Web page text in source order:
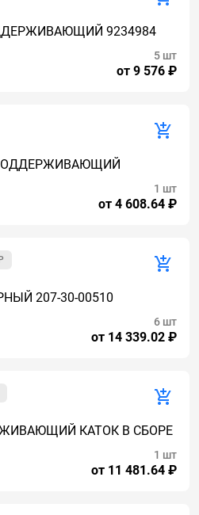
9234984
от 9 576 ₽
5 шт
ПОДДЕРЖИВАЮЩИЙ
от 4 608.64 ₽
1 шт
207-30-00510
от 14 339.02 ₽
6 шт
КАТОК В СБОРЕ
от 11 481.64 ₽
1 шт